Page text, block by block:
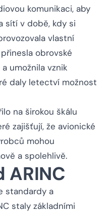
komunikaci, aby
sítí v době, kdy si
vlastní
obrovské
umožnila vznik
daly letectví možnost
na širokou škálu
zajišťují, že avionické
mohou
a spolehlivě.
ARINC
standardy a
staly základními